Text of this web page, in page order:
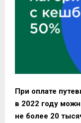
При оплате
в 2022 году
не более 20